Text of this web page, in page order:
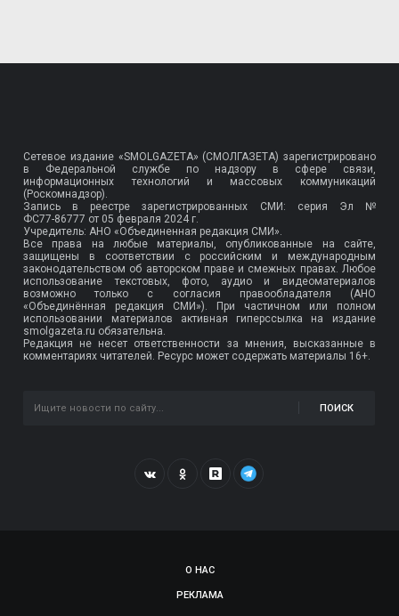
Сетевое издание «SMOLGAZETA» (СМОЛГАЗЕТА) зарегистрировано
в Федеральной службе по надзору в сфере связи,
информационных технологий и массовых коммуникаций
(Роскомнадзор).
Запись в реестре зарегистрированных СМИ: серия Эл №
ФС77-86777 от 05 февраля 2024 г.
Учредитель: АНО «Объединенная редакция СМИ».
Все права на любые материалы, опубликованные на сайте,
защищены в соответствии с российским и международным
законодательством об авторском праве и смежных правах. Любое
использование текстовых, фото, аудио и видеоматериалов
возможно только с согласия правообладателя (АНО
«Объединённая редакция СМИ»). При частичном или полном
использовании материалов активная гиперссылка на издание
smolgazeta.ru обязательна.
Редакция не несет ответственности за мнения, высказанные в
комментариях читателей. Ресурс может содержать материалы 16+.
ПОИСК
О НАС
РЕКЛАМА